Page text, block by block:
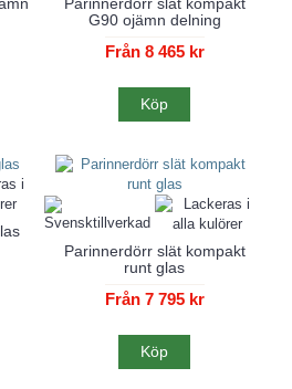
G90 ojämn delning
Från 8 465 kr
Köp
Parinnerdörr slät kompakt
runt glas
Från 7 795 kr
Köp